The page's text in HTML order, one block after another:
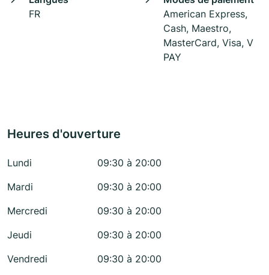
FR
American Express,
Cash, Maestro,
MasterCard, Visa, V
PAY
Heures d'ouverture
Lundi
09:30 à 20:00
Mardi
09:30 à 20:00
Mercredi
09:30 à 20:00
Jeudi
09:30 à 20:00
Vendredi
09:30 à 20:00